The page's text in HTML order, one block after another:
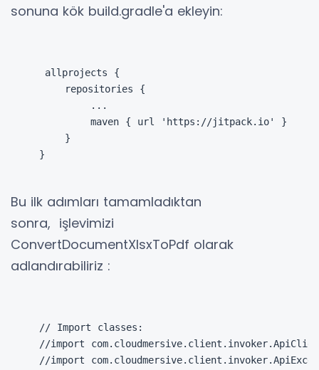
sonuna kök build.gradle'a ekleyin:
allprojects {
    repositories {
        ...
        maven { url 'https://jitpack.io' }
    }
}
Bu ilk adımları tamamladıktan
sonra, işlevimizi
ConvertDocumentXlsxToPdf olarak
adlandırabiliriz :
// Import classes:
//import
//import